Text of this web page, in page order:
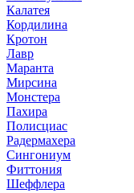
Калатея
Кордилина
Кротон
Лавр
Маранта
Мирсина
Монстера
Пахира
Полисциас
Радермахера
Сингониум
Фиттония
Шеффлера